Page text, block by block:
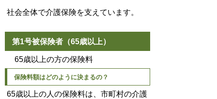
社会全体で介護保険を支えています。
第1号被保険者（65歳以上）
65歳以上の方の保険料
保険料額はどのように決まるの？
65歳以上の人の保険料は、市町村の介護